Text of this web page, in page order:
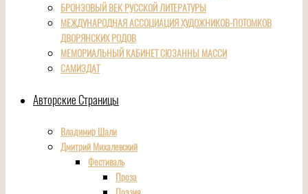
БРОНЗОВЫЙ ВЕК РУССКОЙ ЛИТЕРАТУРЫ
МЕЖДУНАРОДНАЯ АССОЦИАЦИЯ ХУДОЖНИКОВ-ПОТОМКОВ
ДВОРЯНСКИХ РОДОВ
МЕМОРИАЛЬНЫЙ КАБИНЕТ СЮЗАННЫ МАССИ
САМИЗДАТ
Авторские Страницы
Владимир Шали
Дмитрий Михалевский
Фестиваль
Проза